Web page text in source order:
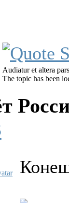
Audiatur et altera pars
The topic has been